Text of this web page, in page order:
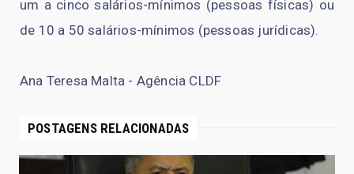
um a cinco salários-mínimos (pessoas físicas) ou
de 10 a 50 salários-mínimos (pessoas jurídicas).
Ana Teresa Malta - Agência CLDF
POSTAGENS RELACIONADAS